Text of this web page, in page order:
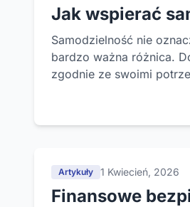
Jak wspierać
Samodzielność nie
bardzo ważna różnica.
zgodnie ze swoimi
Artykuły 1 Kwiecień, 2026
Finansowe